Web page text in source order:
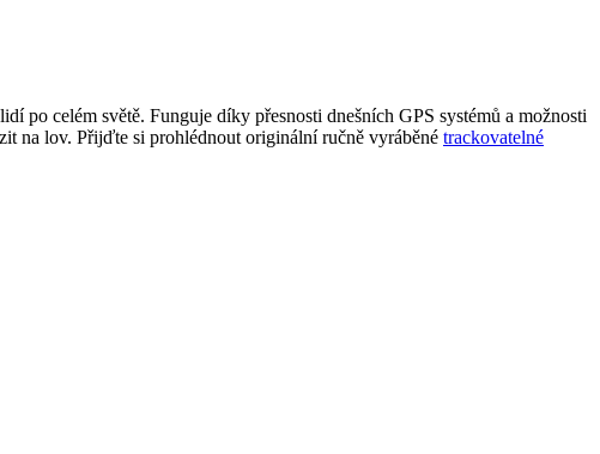
po celém světě. Funguje díky přesnosti dnešních GPS systémů a možnosti
na lov. Přijďte si prohlédnout originální ručně vyráběné trackovatelné